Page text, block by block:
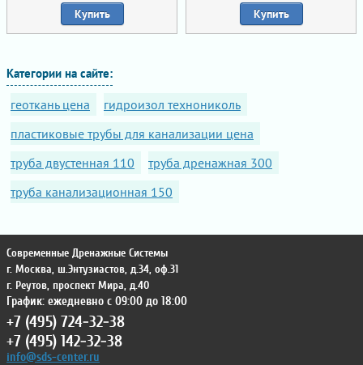
Купить Купить
Категории на сайте:
геоткань цена
гидроизол технониколь
пластиковые трубы для канализации цена
труба двустенная 110
труба дренажная 300
труба канализационная 150
Современные Дренажные Системы
г. Москва, ш.Энтузиастов, д.34, оф.31
г. Реутов, проспект Мира, д.40
График: ежедневно с 09:00 до 18:00
+7 (495) 724-32-38
+7 (495) 142-32-38
info@sds-center.ru